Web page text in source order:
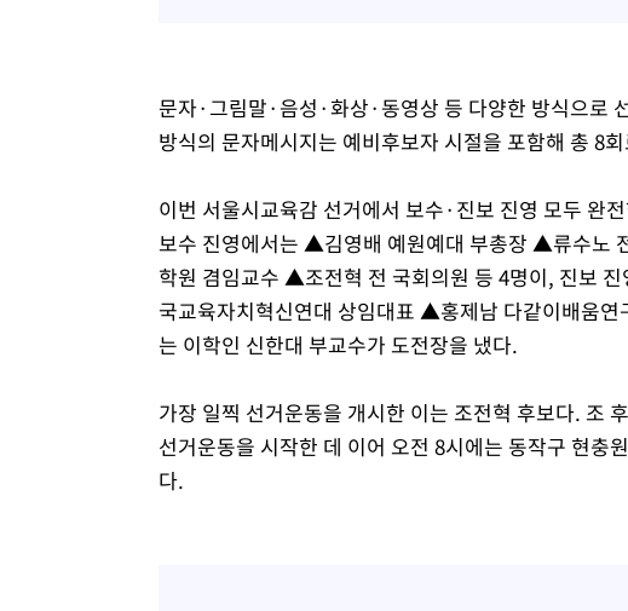
문자·그림말·음성·화상·동영상 등 다양한 방식으로
방식의 문자메시지는 예비후보자 시절을 포함해 총 8
이번 서울시교육감 선거에서 보수·진보 진영 모두 완
보수 진영에서는 ▲김영배 예원예대 부총장 ▲류수노
학원 겸임교수 ▲조전혁 전 국회의원 등 4명이, 진보
국교육자치혁신연대 상임대표 ▲홍제남 다같이배움
는 이학인 신한대 부교수가 도전장을 냈다.
가장 일찍 선거운동을 개시한 이는 조전혁 후보다. 조
선거운동을 시작한 데 이어 오전 8시에는 동작구 현충
다.